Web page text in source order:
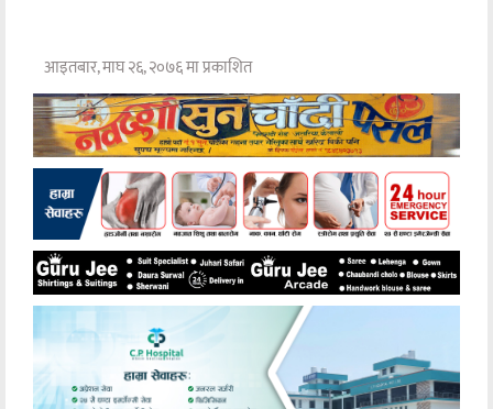
आइतबार, माघ २६, २०७६ मा प्रकाशित